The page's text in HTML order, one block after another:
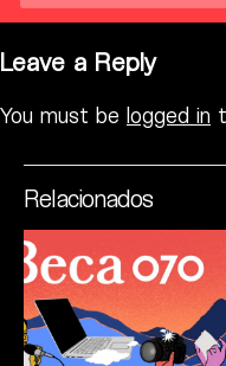
Leave a Reply
You must be logged in
Relacionados